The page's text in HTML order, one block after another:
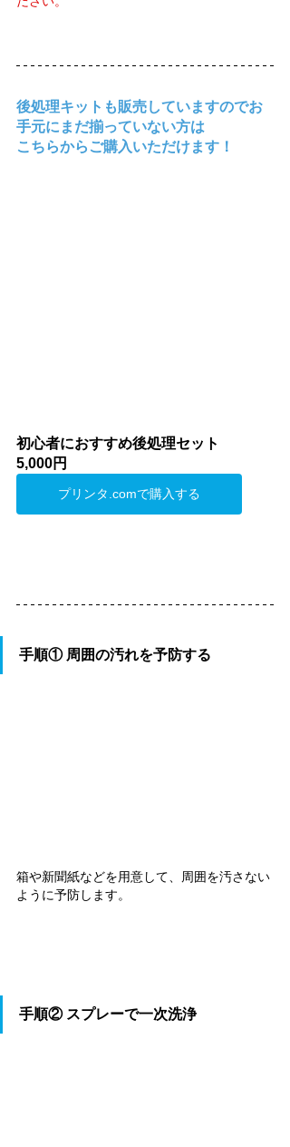
後処理キットも販売していますのでお
手元にまだ揃っていない方は
こちらからご購入いただけます！
初心者におすすめ後処理セット
5,000円
プリンタ.comで購入する
手順① 周囲の汚れを予防する
箱や新聞紙などを用意して、周囲を汚さない
ように予防します。
手順② スプレーで一次洗浄